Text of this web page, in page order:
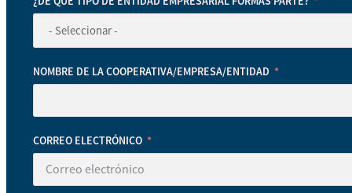
NOMBRE DE LA COOPERATIVA/EMPRESA/ENTIDAD
CORREO ELECTRÓNICO